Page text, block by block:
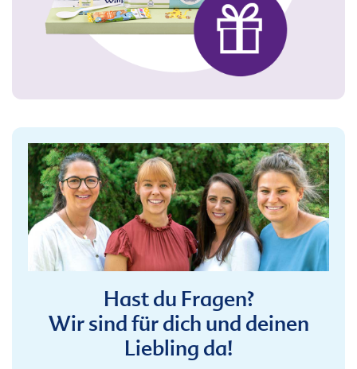
Hast du Fragen?
Wir sind für dich und deinen
Liebling da!